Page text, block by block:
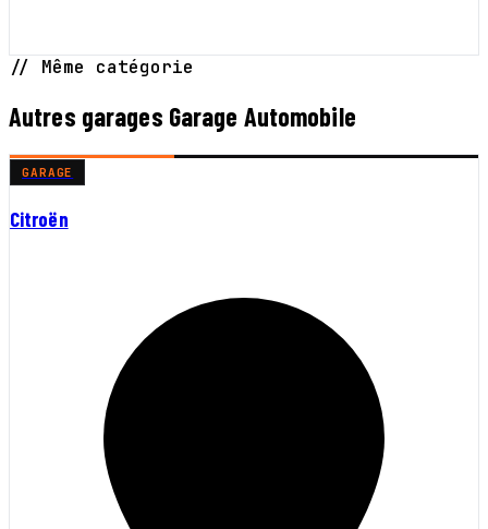
// Même catégorie
Autres garages Garage Automobile
GARAGE
Citroën